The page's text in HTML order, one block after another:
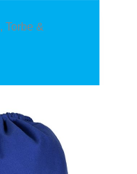
, Torbe &